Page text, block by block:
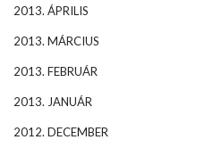
2013. ÁPRILIS
2013. MÁRCIUS
2013. FEBRUÁR
2013. JANUÁR
2012. DECEMBER